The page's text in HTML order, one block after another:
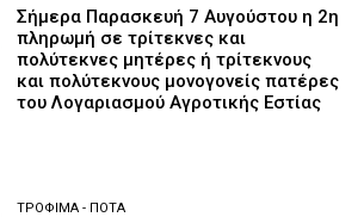
Σήμερα Παρασκευή 7 Αυγούστου η 2η
πληρωμή σε τρίτεκνες και
πολύτεκνες μητέρες ή τρίτεκνους
και πολύτεκνους μονογονείς πατέρες
του Λογαριασμού Αγροτικής Εστίας
ΤΡΌΦΙΜΑ - ΠΟΤΆ